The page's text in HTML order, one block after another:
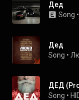
Дед
Song •
Дед
Song •
ДЕД
Song •